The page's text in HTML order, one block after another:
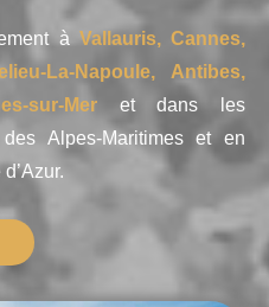
à Vallauris, Cannes,
La-Napoule, Antibes,
sur-Meret dans les
Alpes-Maritimes et en